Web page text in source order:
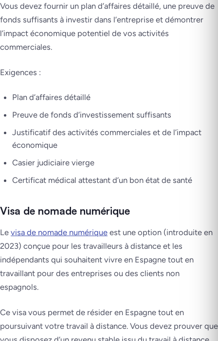
Vous devez fournir un plan d’affaires détaillé, une preuve de
fonds suffisants à investir dans l’entreprise et démontrer
l’impact économique potentiel de vos activités
commerciales.
Exigences :
Plan d’affaires détaillé
Preuve de fonds d’investissement suffisants
Justificatif des activités commerciales et de l’impact
économique
Casier judiciaire vierge
Certificat médical attestant d’un bon état de santé
Visa de nomade numérique
Le visa de nomade numérique est une option (introduite en
2023) conçue pour les travailleurs à distance et les
indépendants qui souhaitent vivre en Espagne tout en
travaillant pour des entreprises ou des clients non
espagnols.
Ce visa vous permet de résider en Espagne tout en
poursuivant votre travail à distance. Vous devez prouver que